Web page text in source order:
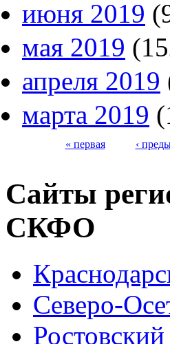
июня 2019
мая 2019
апреля 2019
марта 2019
« первая ‹
Сайты
СКФО
Северо-